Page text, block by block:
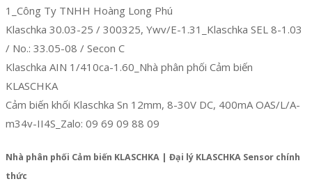
1_Công Ty TNHH Hoàng Long Phú
Klaschka 30.03-25 / 300325, Ywv/E-1.31_Klaschka SEL 8-1.03
/ No.: 33.05-08 / Secon C
Klaschka AIN 1/410ca-1.60_Nhà phân phối Cảm biến
KLASCHKA
Cảm biến khối Klaschka Sn 12mm, 8-30V DC, 400mA OAS/L/A-
m34v-II4S_Zalo: 09 69 09 88 09
Nhà phân phối Cảm biến KLASCHKA | Đại lý KLASCHKA Sensor chính
thức